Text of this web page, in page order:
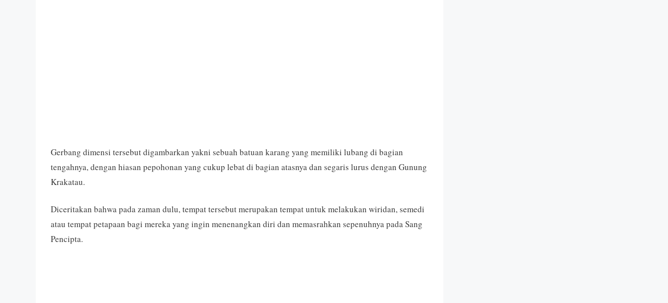
Gerbang dimensi tersebut digambarkan yakni sebuah batuan karang yang memiliki lubang di bagian
tengahnya, dengan hiasan pepohonan yang cukup lebat di bagian atasnya dan segaris lurus dengan Gunung
Krakatau.
Diceritakan bahwa pada zaman dulu, tempat tersebut merupakan tempat untuk melakukan wiridan, semedi
atau tempat petapaan bagi mereka yang ingin menenangkan diri dan memasrahkan sepenuhnya pada Sang
Pencipta.